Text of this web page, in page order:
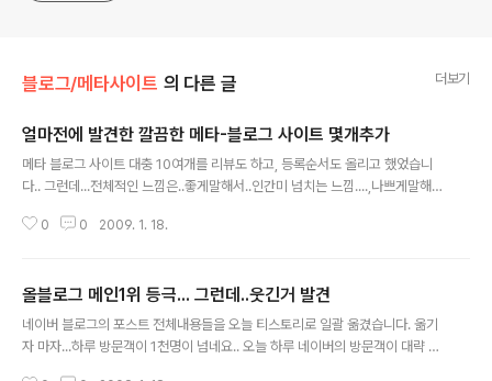
블로그/메타사이트 의 다른 글 더보기
얼마전에 발견한 깔끔한 메타-블로그 사이트 몇개추가
메타 블로그 사이트 대충 10여개를 리뷰도 하고, 등록순서도 올리고 했었습니
다.. 그런데...전체적인 느낌은..좋게말해서..인간미 넘치는 느낌....,나쁘게말해
대충 이해는 갑니다.. 자본이 들어가야..빵빵해지겠죠.. Funding...PF...머..만만
다고 해야하나? 나름 유저인터페이스 깔꼼하고.. 나름 시스템 안정적이고.. 뭔
가..정리된 느낌의 메타 사이트 소개합니다.. 노출율이야..머..첫술에 배부르겠어
요?? 아직..만족할 만하진 않지만.. 알토랑 http..
0 0 2009. 1. 18.
올블로그 메인1위 등극... 그런데..웃긴거 발견
네이버 블로그의 포스트 전체내용들을 오늘 티스토리로 일괄 옮겼습니다. 옮기
자 마자...하루 방문객이 1천명이 넘네요.. 오늘 하루 네이버의 방문객이 대략 6